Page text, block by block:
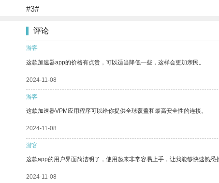
#3#
评论
游客
这款加速器app的价格有点贵，可以适当降低一些，这样会更加亲民。
2024-11-08
游客
这款加速器VPM应用程序可以给你提供全球覆盖和最高安全性的连接。
2024-11-08
游客
这款app的用户界面简洁明了，使用起来非常容易上手，让我能够快速熟悉
2024-11-08